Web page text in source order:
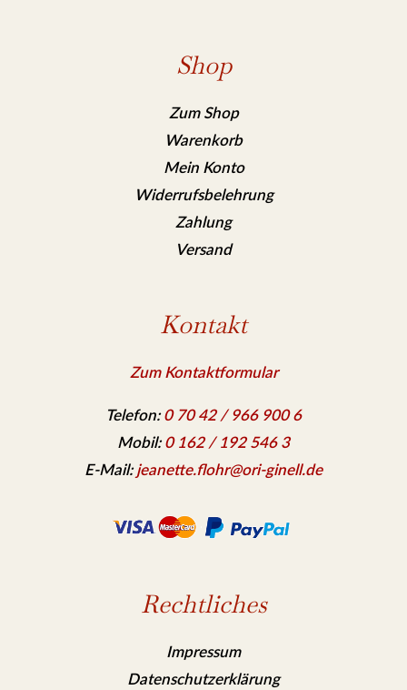
Shop
Zum Shop
Warenkorb
Mein Konto
Widerrufsbelehrung
Zahlung
Versand
Kontakt
Zum Kontaktformular
Telefon:0 70 42 / 966 900 6
Mobil:0 162 / 192 546 3
E-Mail: jeanette.flohr@ori-ginell.de
Rechtliches
Impressum
Datenschutzerklärung